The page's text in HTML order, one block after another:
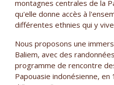
montagnes centrales de la
qu'elle donne accès à
différentes ethnies qui y
Nous proposons une
Baliem, avec des
programme de rencontre
Papouasie indonésienne,